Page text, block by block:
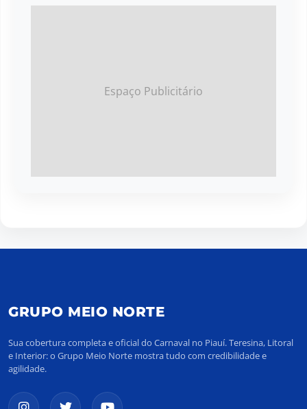
Espaço Publicitário
GRUPO MEIO NORTE
Sua cobertura completa e oficial do Carnaval no Piauí. Teresina, Litoral
e Interior: o Grupo Meio Norte mostra tudo com credibilidade e
agilidade.